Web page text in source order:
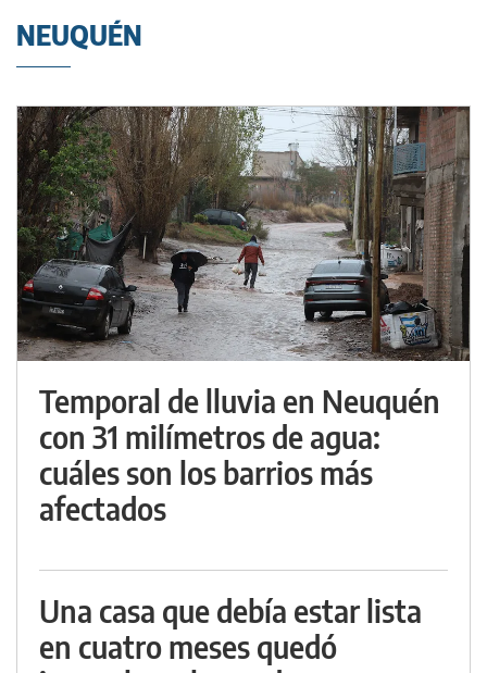
NEUQUÉN
Temporal de lluvia en Neuquén
con 31 milímetros de agua:
cuáles son los barrios más
afectados
Una casa que debía estar lista
en cuatro meses quedó